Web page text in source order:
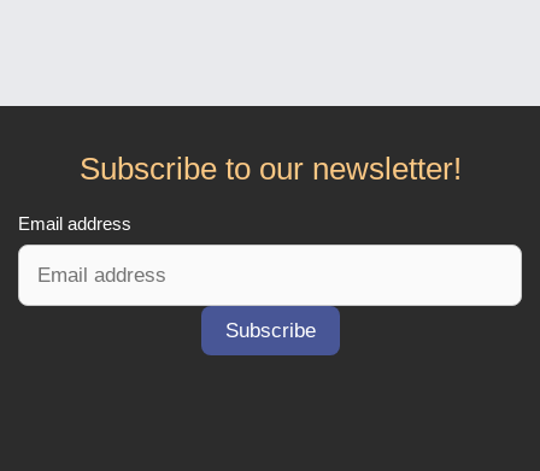
Subscribe to our newsletter!
Email address